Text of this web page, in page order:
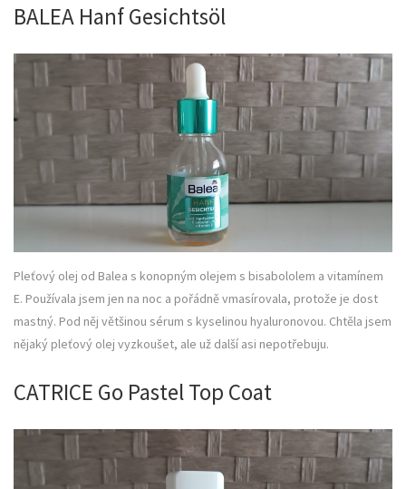
BALEA Hanf Gesichtsöl
Pleťový olej od Balea s konopným olejem s bisabololem a vitamínem
E. Používala jsem jen na noc a pořádně vmasírovala, protože je dost
mastný. Pod něj většinou sérum s kyselinou hyaluronovou. Chtěla jsem
nějaký pleťový olej vyzkoušet, ale už další asi nepotřebuju.
CATRICE Go Pastel Top Coat